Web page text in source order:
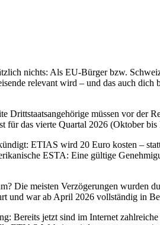
nichts: Als EU-Bürger bzw.
relevant wird – und das auch dich
müssen vor der
das vierte Quartal 2026 (Oktober bis
ETIAS wird 20 Euro kosten –
ESTA: Eine gültige
Die meisten Verzögerungen wurden
und war ab April 2026 vollständig in
Bereits jetzt sind im Internet zahlreiche